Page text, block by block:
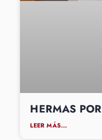
HERMAS
LEER MÁS...